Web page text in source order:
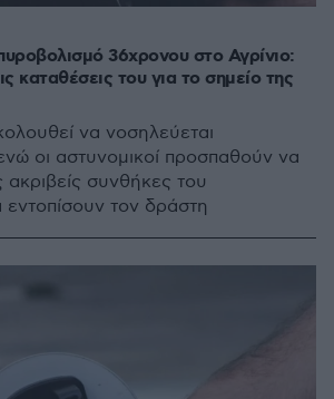
36χρονου στο Αγρίνιο:
καταθέσεις του για το σημείο της
να νοσηλεύεται
οι αστυνομικοί προσπαθούν να
ακριβείς συνθήκες του
εντοπίσουν τον δράστη